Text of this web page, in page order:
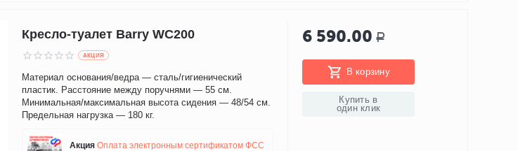
Кресло-туалет Barry WC200
AКЦИЯ
Материал основания/ведра — сталь/гигиенический
пластик. Расстояние между поручнями — 55 см.
Минимальная/максимальная высота сидения — 48/54 см.
Предельная нагрузка — 180 кг.
AкцияОплата электронным сертификатом ФСС
6 590.00 Р
В корзину
Купить в
один клик